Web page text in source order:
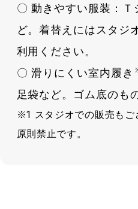
〇 動きやすい服装：Ｔ
ど。着替えにはスタジ
利用ください。
〇 滑りにくい室内履き
足袋など。ゴム底のも
※1 スタジオでの販売も
原則禁止です。